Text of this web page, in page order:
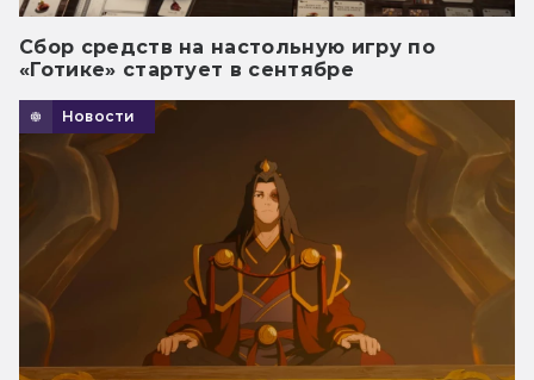
Сбор средств на настольную игру по
«Готике» стартует в сентябре
Новости